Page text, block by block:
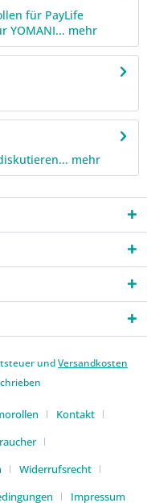
für PayLife
YOMANI... mehr
mehr
undVersandkosten
Kontakt
Widerrufsrecht
Impressum